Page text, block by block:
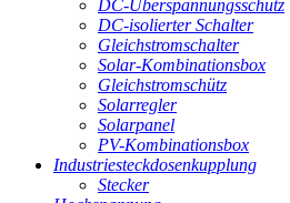
DC-Überspannungsschutz
DC-isolierter Schalter
Gleichstromschalter
Solar-Kombinationsbox
Gleichstromschütz
Solarregler
Solarpanel
PV-Kombinationsbox
Industriesteckdosenkupplung
Stecker